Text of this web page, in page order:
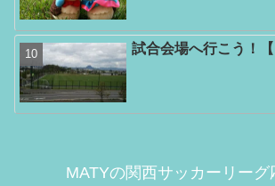
試合会場へ行こう！【
MATYの関西サッカーリーグ